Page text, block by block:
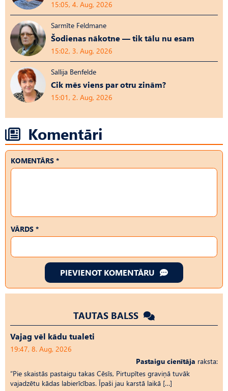
15:05, 4. Aug, 2026
Sarmīte Feldmane
Šodienas nākotne — tik tālu nu esam
15:02, 3. Aug, 2026
Sallija Benfelde
Cik mēs viens par otru zinām?
15:01, 2. Aug, 2026
Komentāri
KOMENTĀRS *
VĀRDS *
PIEVIENOT KOMENTĀRU
TAUTAS BALSS
Vajag vēl kādu tualeti
19:47, 8. Aug, 2026
Pastaigu cienītāja raksta:
“Pie skaistās pastaigu takas Cēsīs, Pirtupītes graviņā tuvāk
vajadzētu kādas labierīcības. Īpaši jau karstā laikā […]